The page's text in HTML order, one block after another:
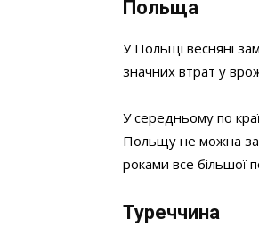
Польща
У Польщі весняні
значних втрат у
У середньому по
Польщу не можна
роками все більшої
Туреччина